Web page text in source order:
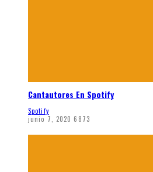
Cantautores En Spotify
Spotify
junio 7, 2020 6873